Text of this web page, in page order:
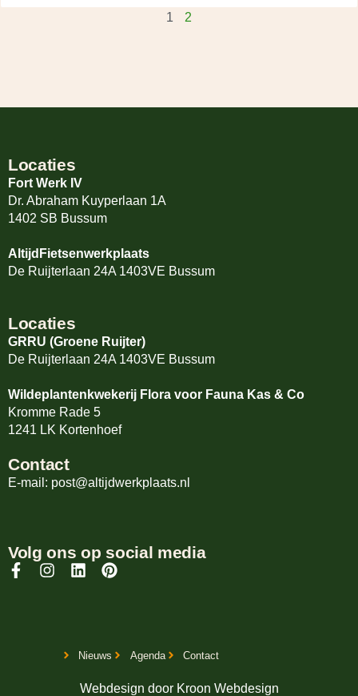
1 2
Locaties
Fort Werk IV
Dr. Abraham Kuyperlaan 1A
1402 SB Bussum
AltijdFietsenwerkplaats
De Ruijterlaan 24A 1403VE Bussum
Locaties
GRRU (Groene Ruijter)
De Ruijterlaan 24A 1403VE Bussum
Wildeplantenkwekerij Flora voor Fauna Kas & Co
Kromme Rade 5
1241 LK Kortenhoef
Contact
E-mail: post@altijdwerkplaats.nl
Volg ons op social media
Webdesign door Kroon Webdesign
Nieuws Agenda Contact